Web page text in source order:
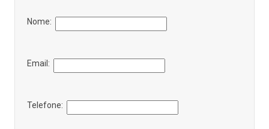
Nome:
Email:
Telefone: